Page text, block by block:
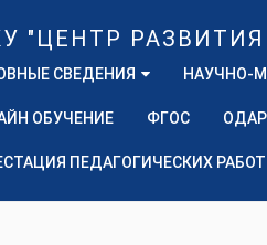
СВЕДЕНИЯ НАУЧНО-
ОБУЧЕНИЕ ФГОС
ПЕДАГОГИЧЕСКИХ